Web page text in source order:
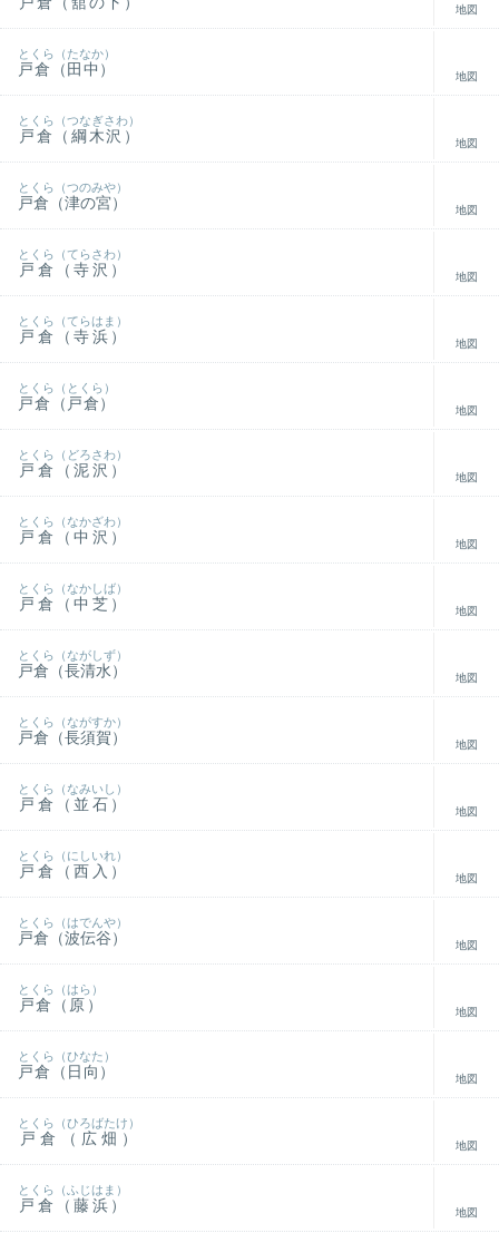
地図
戸倉（田中）
とくら（たなか）
地図
戸倉（綱木沢）
とくら（つなぎさわ）
地図
戸倉（津の宮）
とくら（つのみや）
地図
戸倉（寺沢）
とくら（てらさわ）
地図
戸倉（寺浜）
とくら（てらはま）
地図
戸倉（戸倉）
とくら（とくら）
地図
戸倉（泥沢）
とくら（どろさわ）
地図
戸倉（中沢）
とくら（なかざわ）
地図
戸倉（中芝）
とくら（なかしば）
地図
戸倉（長清水）
とくら（ながしず）
地図
戸倉（長須賀）
とくら（ながすか）
地図
戸倉（並石）
とくら（なみいし）
地図
戸倉（西入）
とくら（にしいれ）
地図
戸倉（波伝谷）
とくら（はでんや）
地図
戸倉（原）
とくら（はら）
地図
戸倉（日向）
とくら（ひなた）
地図
戸倉（広畑）
とくら（ひろばたけ）
地図
戸倉（藤浜）
とくら（ふじはま）
地図